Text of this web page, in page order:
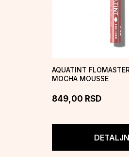
AQUATINT
MOCHA MOUSSE
849,00 RSD